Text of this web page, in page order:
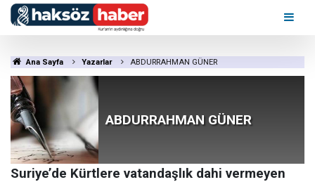
Ana Sayfa Yazarlar ABDURRAHMAN GÜNER
ABDURRAHMAN GÜNER
Suriye’de Kürtlere vatandaşlık dahi vermeyen